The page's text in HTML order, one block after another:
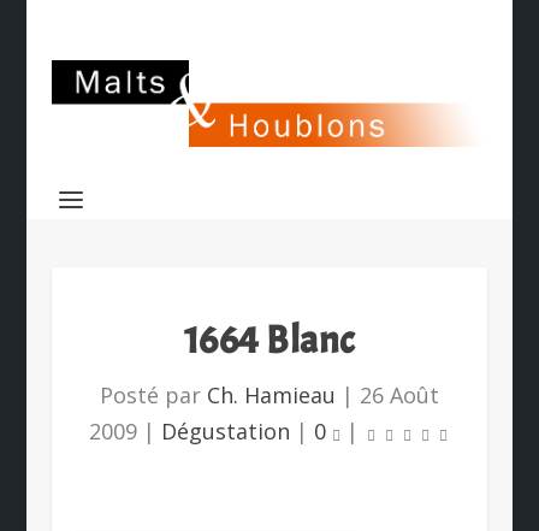
1664 Blanc
Posté par Ch. Hamieau | 26 Août
2009 | Dégustation | 0 |